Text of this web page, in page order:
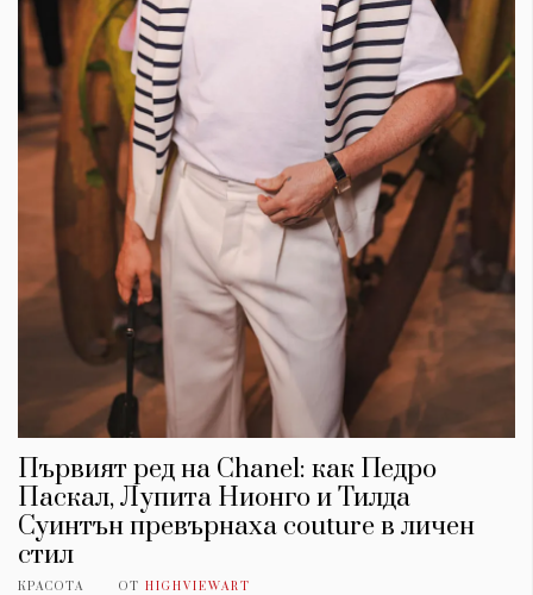
Първият ред на Chanel: как Педро
Паскал, Лупита Нионго и Тилда
Суинтън превърнаха couture в личен
стил
КРАСОТА ОТ HIGHVIEWART